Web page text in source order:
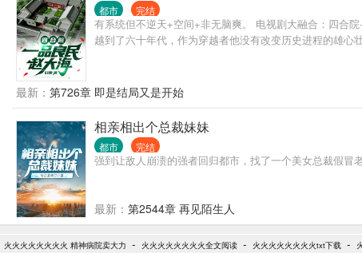
都市 完结
有系统但不逆天+空间+非无脑爽。 电视剧大融合：四合
越到了六十年代，作为穿越者他没有改变历史进程的雄心
最新： 第726章 即是结局又是开始
相亲相出个总裁妹妹
都市 完结
强到让敌人崩溃的强者回归都市，找了一个美女总裁假冒
最新： 第2544章 再见陌生人
火火火火火火火火 精神病院卖大力 - 火火火火火火火火全文阅读 - 火火火火火火火火txt下载 -